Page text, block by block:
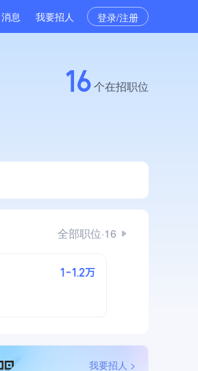
消息 我要招人 登录/注册
16个在招职位
全部职位·16
1-1.2万
我要招人 >